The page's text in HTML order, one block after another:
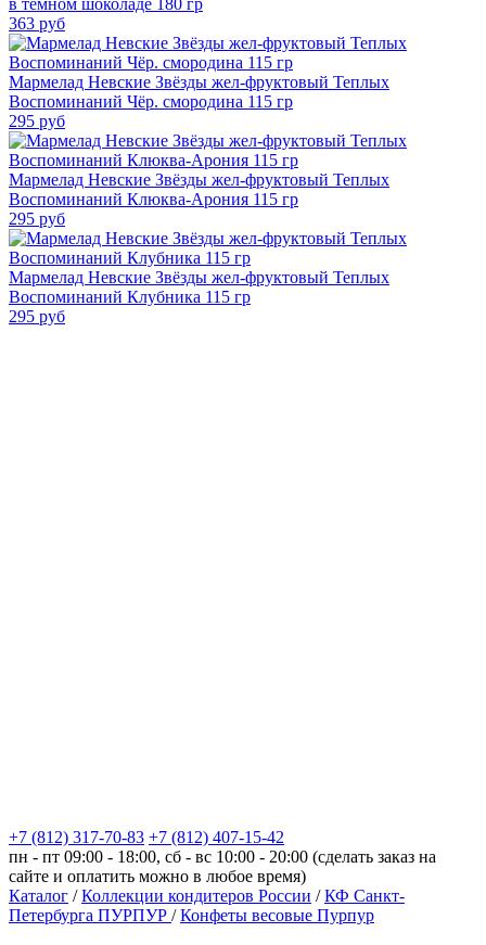
363 руб
Мармелад Невские Звёзды жел-фруктовый Теплых
Воспоминаний Чёр. смородина 115 гр
295 руб
Мармелад Невские Звёзды жел-фруктовый Теплых
Воспоминаний Клюква-Арония 115 гр
295 руб
Мармелад Невские Звёзды жел-фруктовый Теплых
Воспоминаний Клубника 115 гр
295 руб
+7 (812) 317-70-83 +7 (812) 407-15-42
пн - пт 09:00 - 18:00, сб - вс 10:00 - 20:00 (сделать заказ на
сайте и оплатить можно в любое время)
Каталог / Коллекции кондитеров России / КФ Санкт-
Петербурга ПУРПУР / Конфеты весовые Пурпур